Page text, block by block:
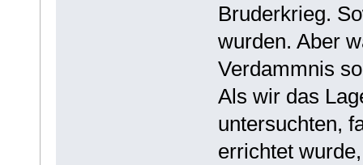
Bruderkrieg.
wurden. Aber
Verdammnis
Als wir das
untersuchten,
errichtet